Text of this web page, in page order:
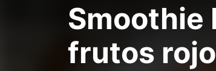
Smoothie
frutos